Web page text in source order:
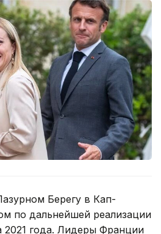
Берегу в Кап-
по дальнейшей реализации
2021 года. Лидеры Франции